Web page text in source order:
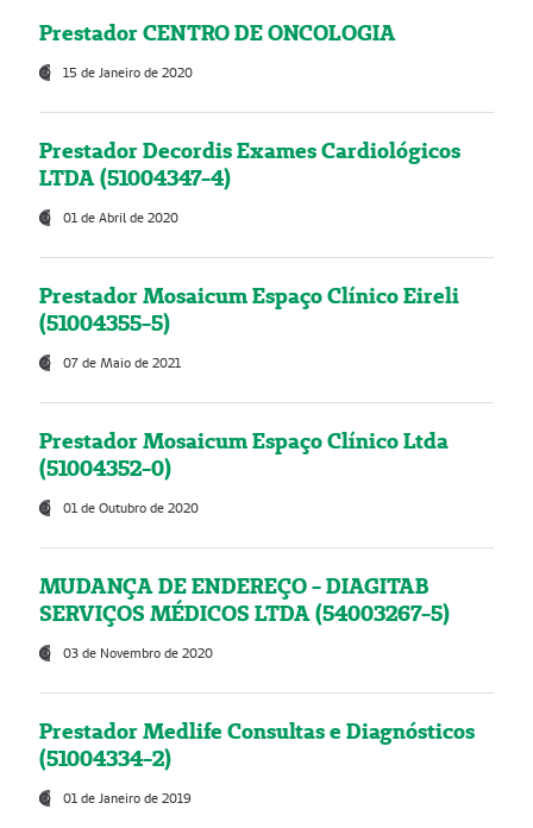
Prestador CENTRO DE ONCOLOGIA
15 de Janeiro de 2020
Prestador Decordis Exames Cardiológicos
LTDA (51004347-4)
01 de Abril de 2020
Prestador Mosaicum Espaço Clínico Eireli
(51004355-5)
07 de Maio de 2021
Prestador Mosaicum Espaço Clínico Ltda
(51004352-0)
01 de Outubro de 2020
MUDANÇA DE ENDEREÇO - DIAGITAB
SERVIÇOS MÉDICOS LTDA (54003267-5)
03 de Novembro de 2020
Prestador Medlife Consultas e Diagnósticos
(51004334-2)
01 de Janeiro de 2019